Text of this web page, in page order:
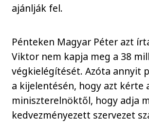
ajánlják fel.
Pénteken Magyar Péter azt
Viktor nem kapja meg a 38
végkielégítését. Azóta annyit
a kijelentésén, hogy azt kérte
miniszterelnöktől, hogy adja
kedvezményezett szervezet